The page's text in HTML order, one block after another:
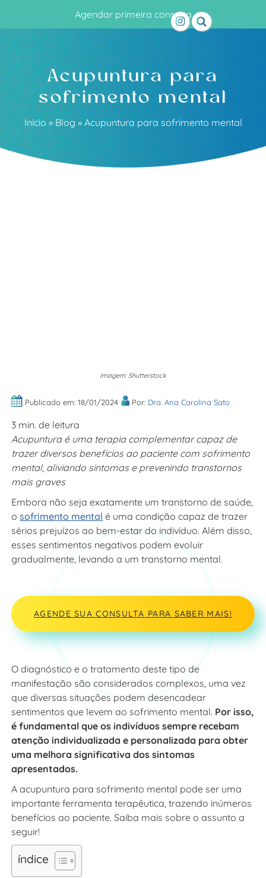
Agendar primeira consulta
Acupuntura para
sofrimento mental
Início » Blog » Acupuntura para sofrimento mental
Imagem: Shutterstock
Publicado em: 18/01/2024 Por: Dra. Ana Carolina Sato
3 min. de leitura
Acupuntura é uma terapia complementar capaz de
trazer diversos benefícios ao paciente com sofrimento
mental, aliviando sintomas e prevenindo transtornos
mais graves
Embora não seja exatamente um transtorno de saúde,
osofrimento mental é uma condição capaz de trazer
sérios prejuízos ao bem-estar do indivíduo. Além disso,
esses sentimentos negativos podem evoluir
gradualmente, levando a um transtorno mental.
AGENDE SUA CONSULTA PARA SABER MAIS!
O diagnóstico e o tratamento deste tipo de
manifestação são considerados complexos, uma vez
que diversas situações podem desencadear
sentimentos que levem ao sofrimento mental. Por isso,
é fundamental que os indivíduos sempre recebam
atenção individualizada e personalizada para obter
uma melhora significativa dos sintomas
apresentados.
A acupuntura para sofrimento mental pode ser uma
importante ferramenta terapêutica, trazendo inúmeros
benefícios ao paciente. Saiba mais sobre o assunto a
seguir!
índice